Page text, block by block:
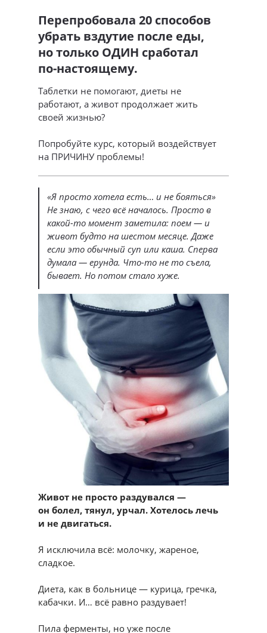
Перепробовала 20 способов
убрать вздутие после еды,
но только ОДИН сработал
по-настоящему.
Таблетки не помогают, диеты не
работают, а живот продолжает жить
своей жизнью?
Попробуйте курс, который воздействует
на ПРИЧИНУ проблемы!
«Я просто хотела есть… и не бояться»
Не знаю, с чего всё началось. Просто в
какой-то момент заметила: поем — и
живот будто на шестом месяце. Даже
если это обычный суп или каша. Сперва
думала — ерунда. Что-то не то съела,
бывает. Но потом стало хуже.
Живот не просто раздувался —
он болел, тянул, урчал. Хотелось лечь
и не двигаться.
Я исключила всё: молочку, жареное,
сладкое.
Диета, как в больнице — курица, гречка,
кабачки. И… всё равно раздувает!
Пила ферменты, но уже после